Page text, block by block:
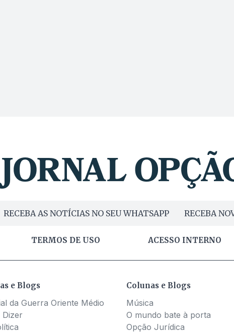
RECEBA AS NOTÍCIAS NO SEU WHATSAPP RECEBA
TERMOS DE USO ACESSO INTERNO
e Blogs
da Guerra Oriente Médio
Dizer
Colunas e Blogs
Música
O mundo bate à porta
Opção Jurídica